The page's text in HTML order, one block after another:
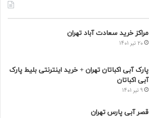
مراکز خرید سعادت‌ آباد تهران
20 تیر 1401
پارک آبی اکباتان تهران + خرید اینترنتی بلیط پارک
آبی اکباتان
9 تیر 1401
قصر آبی پارس تهران